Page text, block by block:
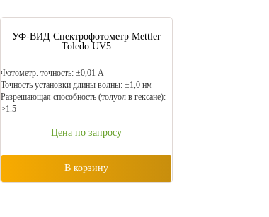
УФ-ВИД Спектрофотометр Mettler
Toledo UV5
Фотометр. точность: ±0,01 А
Точность установки длины волны: ±1,0 нм
Разрешающая способность (толуол в гексане):
>1.5
Цена по запросу
В корзину